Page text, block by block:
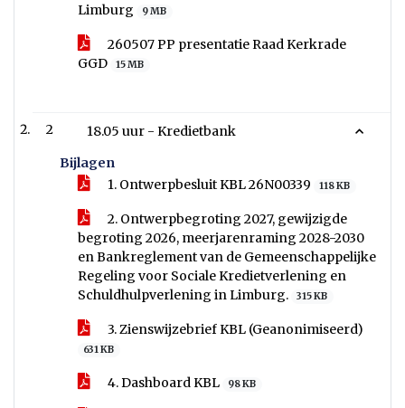
Limburg
9 MB
260507 PP presentatie Raad Kerkrade
GGD
15 MB
2
18.05 uur - Kredietbank
Bijlagen
1. Ontwerpbesluit KBL 26N00339
118 KB
2. Ontwerpbegroting 2027, gewijzigde
begroting 2026, meerjarenraming 2028-2030
en Bankreglement van de Gemeenschappelijke
Regeling voor Sociale Kredietverlening en
Schuldhulpverlening in Limburg.
315 KB
3. Zienswijzebrief KBL (Geanonimiseerd)
631 KB
4. Dashboard KBL 98 KB